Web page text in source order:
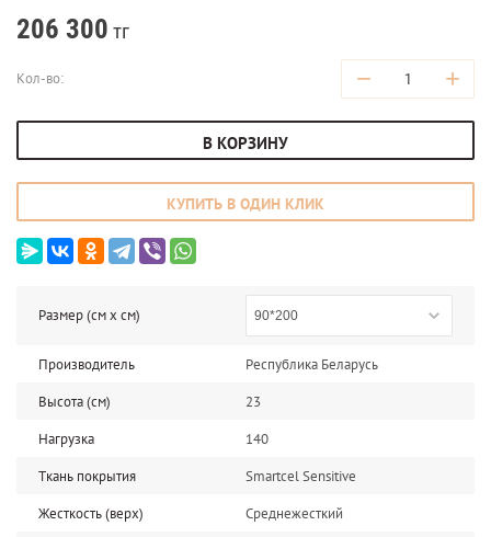
206 300 тг
Кол-во: − +
В КОРЗИНУ
КУПИТЬ В ОДИН КЛИК
Размер (см x cм) 90*200
Производитель
Республика Беларусь
Высота (см)
23
Нагрузка
140
Ткань покрытия
Smartcel Sensitive
Жесткость (верх)
Среднежесткий